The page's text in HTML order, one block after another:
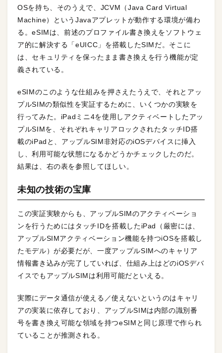
OSを持ち、そのうえで、JCVM（Java Card Virtual
Machine）というJavaアプレットが動作する環境が備わ
る。eSIMは、前述のプロファイル書き換えをソフトウェ
ア的に解決する「eUICC」を搭載したSIMだ。そこに
は、セキュリティを保ったまま書き換えを行う機能が定
義されている。
eSIMのこのような仕組みを押さえたうえで、それとアッ
プルSIMの類似性を実証するために、いくつかの実験を
行ってみた。iPadミニ4を使用しアクティベートしたアッ
プルSIMを、それぞれキャリアロックされたタッチID搭
載のiPadと、アップルSIM非対応のiOSデバイスに挿入
し、利用可能な状態になるかどうかチェックしたのだ。
結果は、右の表を参照してほしい。
未知の技術の宝庫
この実証実験からも、アップルSIMのアクティベーショ
ンを行うためにはタッチIDを搭載したiPad（厳密には、
アップルSIMアクティベーション機能を持つiOSを搭載し
たモデル）が必要だが、一度アップルSIMへのキャリア
情報書き込みが完了していれば、仕組み上はどのiOSデバ
イスでもアップルSIMは利用可能だといえる。
実際にデータ通信が使える／使えないというのはキャリ
アの実装に依存しており、アップルSIMは内部の識別番
号を書き換え可能な領域を持つeSIMと同じ原理で作られ
ていることが推測される。